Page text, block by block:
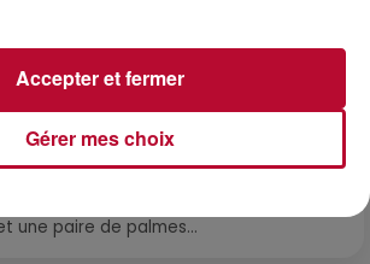
ORIENTALES : TROIS
À EXPLORER...
une paire de palmes...
Gérer mes choix
Accepter et fermer